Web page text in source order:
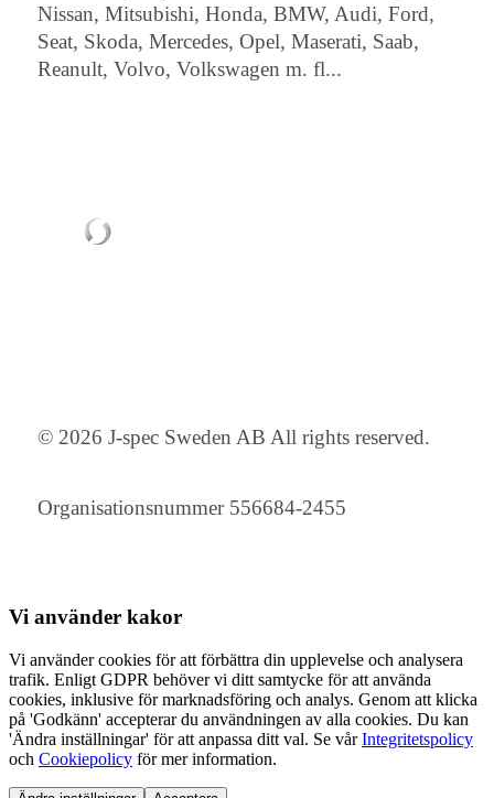
Nissan, Mitsubishi, Honda, BMW, Audi, Ford,
Seat, Skoda, Mercedes, Opel, Maserati, Saab,
Reanult, Volvo, Volkswagen m. fl...
© 2026 J-spec Sweden AB All rights reserved.
Organisationsnummer 556684-2455
Vi använder kakor
Vi använder cookies för att förbättra din upplevelse och analysera
trafik. Enligt GDPR behöver vi ditt samtycke för att använda
cookies, inklusive för marknadsföring och analys. Genom att klicka
på 'Godkänn' accepterar du användningen av alla cookies. Du kan
'Ändra inställningar' för att anpassa ditt val. Se vårIntegritetspolicy
och Cookiepolicy för mer information.